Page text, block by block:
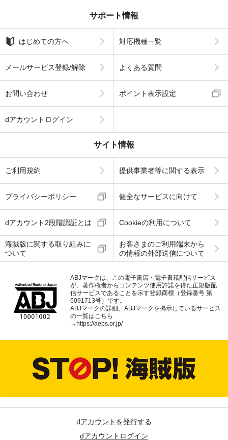
サポート情報
はじめての方へ 対応機種一覧
メールサービス登録/解除 よくある質問
お問い合わせ ポイント表示設定
dアカウントログイン
サイト情報
ご利用規約 提供事業者等に関する表示
プライバシーポリシー 健全なサービスに向けて
dアカウント2段階認証とは Cookieの利用について
海賊版に関する取り組みに
ついて
お客さまのご利用端末から
の情報の外部送信について
ABJマークは、この電子書店・電子書籍配信サービス
が、著作権者からコンテンツ使用許諾を得た正規版配
信サービスであることを示す登録商標（登録番号 第
6091713号）です。
ABJマークの詳細、ABJマークを掲示しているサービス
の一覧はこちら
→ https://aebs.or.jp/
dアカウントを発行する
dアカウントログイン